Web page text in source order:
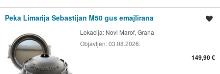
Peka Limarija Sebastijan M50 gus emajlirana
Lokacija: Novi Marof, Grana
Objavljen:03.08.2026.
149,90 €